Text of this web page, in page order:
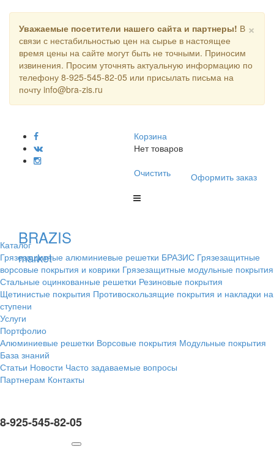
×
Уважаемые посетители нашего сайта и партнеры! В
связи с нестабильностью цен на сырье в настоящее
время цены на сайте могут быть не точными. Приносим
извинения. Просим уточнять актуальную информацию по
телефону 8-925-545-82-05 или присылать письма на
почту info@bra-zis.ru
Корзина
Нет товаров
Очистить
Оформить заказ
BRAZIS
market
Каталог
Грязезащитные алюминиевые решетки БРАЗИС Грязезащитные
ворсовые покрытия и коврики Грязезащитные модульные покрытия
Стальные оцинкованные решетки Резиновые покрытия
Щетинистые покрытия Противоскользящие покрытия и накладки на
ступени
Услуги
Портфолио
Алюминиевые решетки Ворсовые покрытия Модульные покрытия
База знаний
Статьи Новости Часто задаваемые вопросы
Партнерам Контакты
8-925-545-82-05